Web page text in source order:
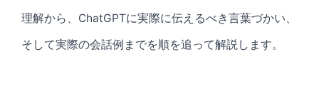
理解から、ChatGPTに実際に伝えるべき言葉づかい、
そして実際の会話例までを順を追って解説します。